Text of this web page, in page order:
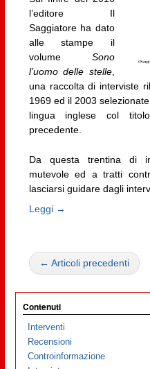
l’editore Il
Saggiatore ha dato
alle stampe il
volumeSono
l’uomo delle stelle
una raccolta di interviste
1969 ed il 2003
lingua inglese col
precedente.
Da questa trentina di
mutevole ed a tratti
lasciarsi guidare dagli
Leggi →
← Articoli precedenti
Contenuti
Interventi
Recensioni
Controinformazione